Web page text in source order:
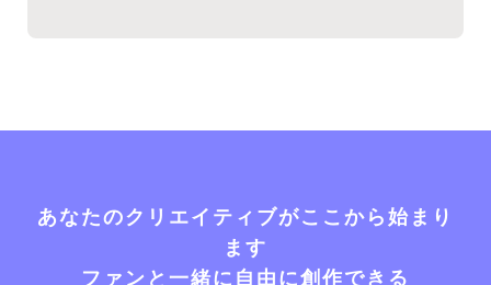
あなたのクリエイティブがここから始まり
ます
ファンと一緒に自由に創作できる